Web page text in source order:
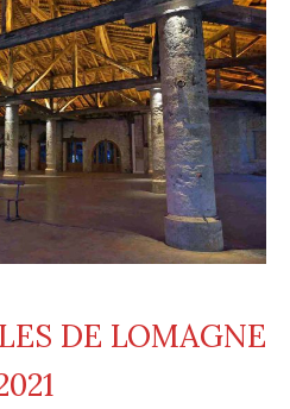
DE LOMAGNE